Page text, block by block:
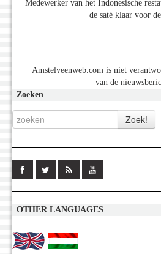
Medewerker van het Indonesische
de saté klaar voor
Amstelveenweb.com is niet
van de
Zoeken
OTHER LANGUAGES